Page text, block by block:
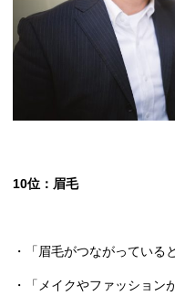
10位：眉毛
・「眉毛がつながっている
・「メイクやファッション